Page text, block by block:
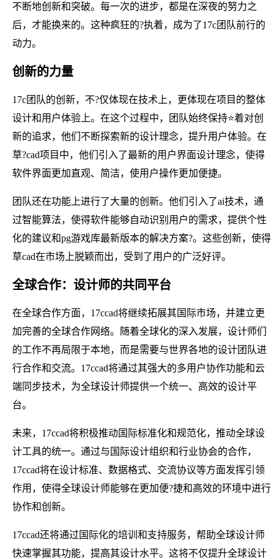
不断地创新和突破。每一次的进步，都是在深夜的努力之
后，才能换来的。这种疯狂的?执着，成为了17c团队前行的
动力。
创新的力量
17c团队的创新，不?仅体现在技术上，更体现在项目的整体
设计和用户体验上。在这个过程中，团队始终保持⭐着对创
新的追求，他们不断探索新的设计理念，提升用户体验。在
草?cad项目中，他们引入了最新的用户界面设计理念，使得
软件界面更加直观、简洁，使用户操作更加便捷。
团队还在功能上进行了大量的创新。他们引入了ai技术，通
过智能算法，使得软件能够自动识别用户的需求，提供个性
化的建议和pg游戏库最新版本的解决方案?。这些创新，使得
草cad在市场上脱颖而出，受到了用户的广泛好评。
全球合作：设计师的共同平台
在全球合作方面，17ccad将继续拓展其国际市场，并建立更
加完善的全球合作网络。随着全球化的深入发展，设计师们
的工作不再局限于本地，而是需要与世界各地的设计团队进
行合作和交流。17ccad将通过其强大的多用户协作功能和云
端同步技术，为全球设计师提供一个统一、高效的设计平
台。
未来，17ccad将积极推动国际标准化和规范化，推动全球设
计工具的统一。通过与国际设计组织和行业协会的合作，
17ccad将在设计标准、数据格式、交流协议等方面发挥引领
作用，使得全球设计师能够在更加便?捷和高效的环境中进行
协作和创新。
17ccad还将通过国际化的培训和支持服务，帮助全球设计师
快速掌握其功能，提高其设计水平。这将不仅提升全球设计